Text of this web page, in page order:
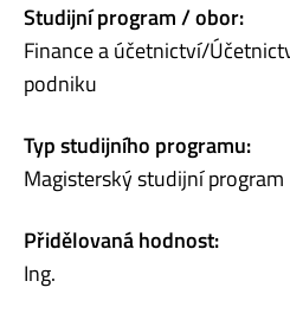
Studijní program / obor:
Finance a účetnictví/
podniku
Typ studijního programu:
Magisterský studijní program
Přidělovaná hodnost:
Ing.